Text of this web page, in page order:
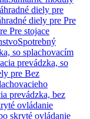
diely pre
diely pre Pre
Pre stojace
Spotrebný
so splachovacím
prevádzka, so
pre Bez
prevádzka, bez
ovládanie
skryté ovládanie